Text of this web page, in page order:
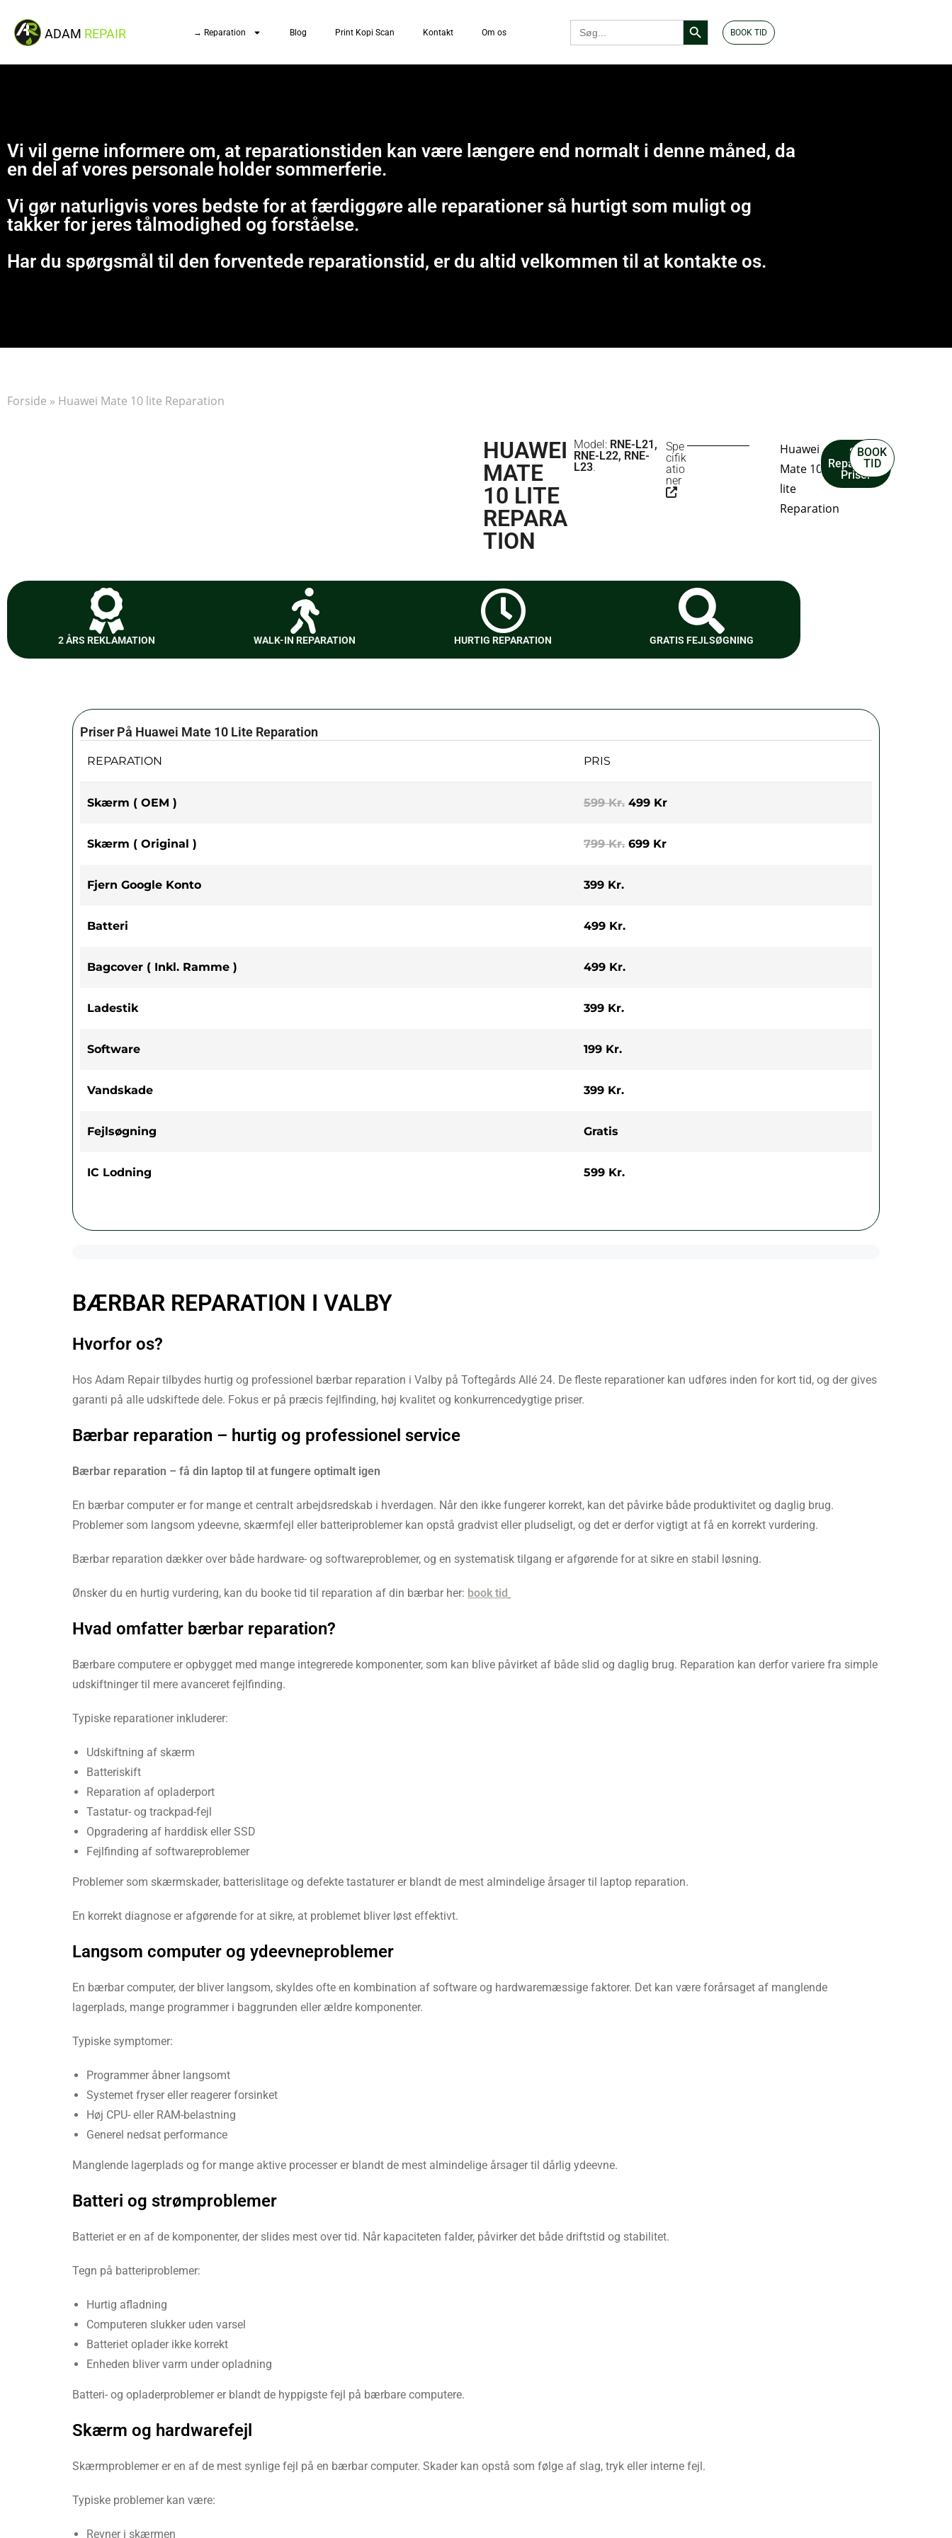
ADAM REPAIR → Reparation Blog Print Kopi Scan Kontakt Om os Search
for:
Search Button
BOOK TID
Vi vil gerne informere om, at reparationstiden kan være længere end normalt i denne måned, da
en del af vores personale holder sommerferie.
Vi gør naturligvis vores bedste for at færdiggøre alle reparationer så hurtigt som muligt og
takker for jeres tålmodighed og forståelse.
Har du spørgsmål til den forventede reparationstid, er du altid velkommen til at kontakte os.
Forside » Huawei Mate 10 lite Reparation
HUAWEI
MATE
10 LITE
REPARA
TION
Model: RNE-L21,
RNE-L22, RNE-
L23.
Spe
cifik
atio
ner
Huawei
Mate 10
lite
Reparation
Se
Reparation
Priser
BOOK
TID
2 ÅRS REKLAMATION WALK-IN REPARATION HURTIG REPARATION GRATIS FEJLSØGNING
Priser På Huawei Mate 10 Lite Reparation
REPARATION PRIS
Skærm ( OEM ) 599 Kr. 499 Kr
Skærm ( Original ) 799 Kr. 699 Kr
Fjern Google Konto 399 Kr.
Batteri 499 Kr.
Bagcover ( Inkl. Ramme ) 499 Kr.
Ladestik 399 Kr.
Software 199 Kr.
Vandskade 399 Kr.
Fejlsøgning Gratis
IC Lodning 599 Kr.
BÆRBAR REPARATION I VALBY
Hvorfor os?
Hos Adam Repair tilbydes hurtig og professionel bærbar reparation i Valby på Toftegårds Allé 24. De fleste reparationer kan udføres inden for kort tid, og der gives
garanti på alle udskiftede dele. Fokus er på præcis fejlfinding, høj kvalitet og konkurrencedygtige priser.
Bærbar reparation – hurtig og professionel service
Bærbar reparation – få din laptop til at fungere optimalt igen
En bærbar computer er for mange et centralt arbejdsredskab i hverdagen. Når den ikke fungerer korrekt, kan det påvirke både produktivitet og daglig brug.
Problemer som langsom ydeevne, skærmfejl eller batteriproblemer kan opstå gradvist eller pludseligt, og det er derfor vigtigt at få en korrekt vurdering.
Bærbar reparation dækker over både hardware- og softwareproblemer, og en systematisk tilgang er afgørende for at sikre en stabil løsning.
Ønsker du en hurtig vurdering, kan du booke tid til reparation af din bærbar her: book tid
Hvad omfatter bærbar reparation?
Bærbare computere er opbygget med mange integrerede komponenter, som kan blive påvirket af både slid og daglig brug. Reparation kan derfor variere fra simple
udskiftninger til mere avanceret fejlfinding.
Typiske reparationer inkluderer:
Udskiftning af skærm
Batteriskift
Reparation af opladerport
Tastatur- og trackpad-fejl
Opgradering af harddisk eller SSD
Fejlfinding af softwareproblemer
Problemer som skærmskader, batterislitage og defekte tastaturer er blandt de mest almindelige årsager til laptop reparation.
En korrekt diagnose er afgørende for at sikre, at problemet bliver løst effektivt.
Langsom computer og ydeevneproblemer
En bærbar computer, der bliver langsom, skyldes ofte en kombination af software og hardwaremæssige faktorer. Det kan være forårsaget af manglende
lagerplads, mange programmer i baggrunden eller ældre komponenter.
Typiske symptomer:
Programmer åbner langsomt
Systemet fryser eller reagerer forsinket
Høj CPU- eller RAM-belastning
Generel nedsat performance
Manglende lagerplads og for mange aktive processer er blandt de mest almindelige årsager til dårlig ydeevne.
Batteri og strømproblemer
Batteriet er en af de komponenter, der slides mest over tid. Når kapaciteten falder, påvirker det både driftstid og stabilitet.
Tegn på batteriproblemer:
Hurtig afladning
Computeren slukker uden varsel
Batteriet oplader ikke korrekt
Enheden bliver varm under opladning
Batteri- og opladerproblemer er blandt de hyppigste fejl på bærbare computere.
Skærm og hardwarefejl
Skærmproblemer er en af de mest synlige fejl på en bærbar computer. Skader kan opstå som følge af slag, tryk eller interne fejl.
Typiske problemer kan være:
Revner i skærmen